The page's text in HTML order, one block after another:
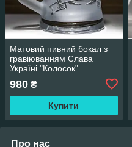
Матовий пивний бокал з
гравіюванням Слава
Україні "Колосок"
980 ₴
Купити
Про нас